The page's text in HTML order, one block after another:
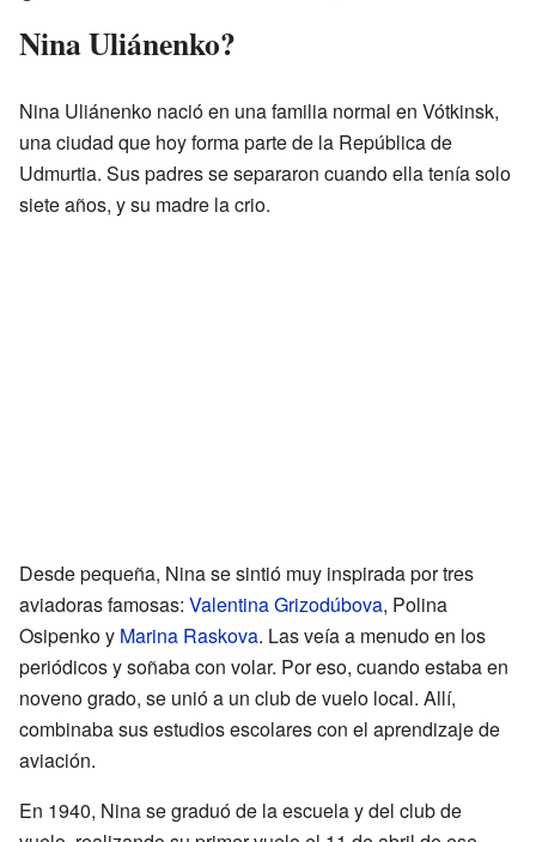
Nina Uliánenko?
Nina Uliánenko nació en una familia normal en Vótkinsk,
una ciudad que hoy forma parte de la República de
Udmurtia. Sus padres se separaron cuando ella tenía solo
siete años, y su madre la crio.
Desde pequeña, Nina se sintió muy inspirada por tres
aviadoras famosas: Valentina Grizodúbova, Polina
Osipenko y Marina Raskova. Las veía a menudo en los
periódicos y soñaba con volar. Por eso, cuando estaba en
noveno grado, se unió a un club de vuelo local. Allí,
combinaba sus estudios escolares con el aprendizaje de
aviación.
En 1940, Nina se graduó de la escuela y del club de